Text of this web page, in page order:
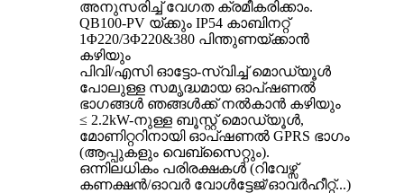
അനുസരിച്ച് വേഗത ക്രമീകരിക്കാം.
QB100-PV യ്ക്കും IP54 കാബിനറ്റ്
1Φ220/3Φ220&380 പിന്തുണയ്ക്കാൻ
കഴിയും
പിവി/എസി ഓട്ടോ-സ്വിച്ച് മൊഡ്യൂൾ
പോലുള്ള സമൃദ്ധമായ ഓപ്ഷണൽ
ഭാഗങ്ങൾ ഞങ്ങൾക്ക് നൽകാൻ കഴിയും
≤ 2.2kW-നുള്ള ബൂസ്റ്റ് മൊഡ്യൂൾ,
മോണിറ്ററിനായി ഓപ്‌ഷണൽ GPRS ഭാഗം
(ആപ്പുകളും വെബ്‌സൈറ്റും).
ഒന്നിലധികം പരിരക്ഷകൾ (റിവേഴ്സ്
കണക്ഷൻ/ഓവർ വോൾട്ടേജ്/ഓവർഹീറ്റ്...)